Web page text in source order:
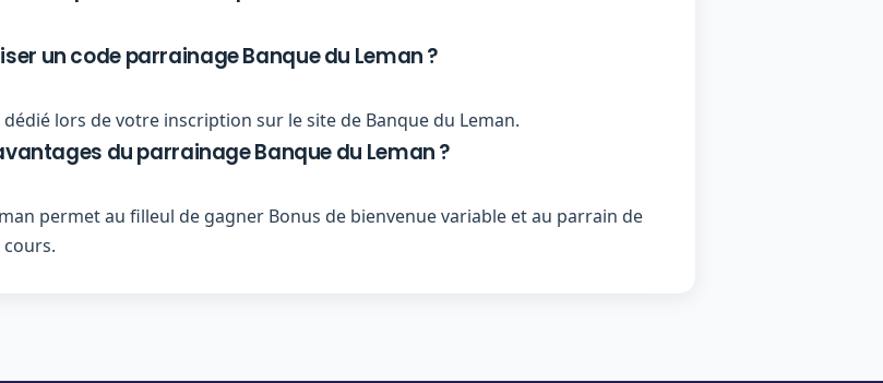
un code parrainage Banque du Leman ?
lors de votre inscription sur le site de Banque du Leman.
du parrainage Banque du Leman ?
permet au filleul de gagner Bonus de bienvenue variable et au parrain de